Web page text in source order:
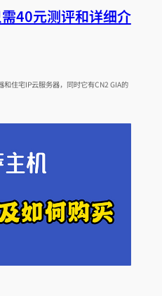
40元测评和详细介
住宅IP云服务器，同时它有CN2 GIA的